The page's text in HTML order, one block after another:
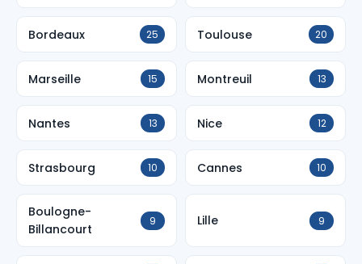
Bordeaux 25 Toulouse 20
Marseille 15 Montreuil 13
Nantes 13 Nice 12
Strasbourg 10 Cannes 10
Boulogne-
Billancourt
9 Lille 9